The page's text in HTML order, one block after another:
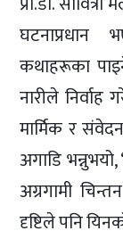
घटनाप्रधान
कथाहरूका
नारीले
मार्मिक र
अगाडि
अग्रगामी
दृष्टिले पनि